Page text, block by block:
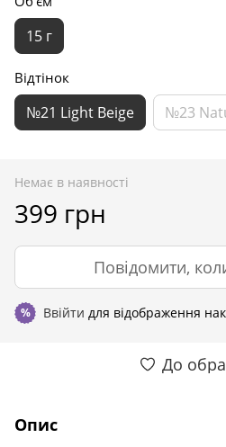
15 г
Відтінок
№21 Light Beige №23
Немає в наявності
399 грн
Повідомити,
% Ввійти для відображення
До
Опис